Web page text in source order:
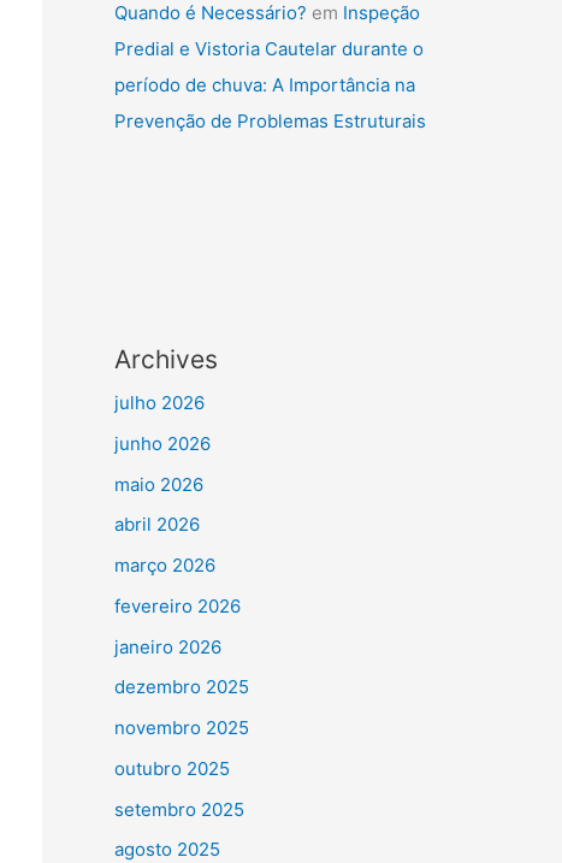
Quando é Necessário? em Inspeção
Predial e Vistoria Cautelar durante o
período de chuva: A Importância na
Prevenção de Problemas Estruturais
Archives
julho 2026
junho 2026
maio 2026
abril 2026
março 2026
fevereiro 2026
janeiro 2026
dezembro 2025
novembro 2025
outubro 2025
setembro 2025
agosto 2025